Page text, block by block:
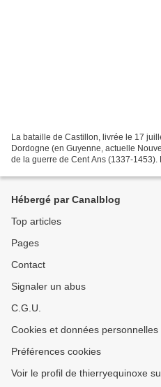
La bataille de Castillon, livrée le 17
Dordogne (en Guyenne, actuelle
de la guerre de Cent Ans (1337-
Hébergé par Canalblog
Top articles
Pages
Contact
Signaler un abus
C.G.U.
Cookies et données personnelles
Préférences cookies
Voir le profil de thierryequinoxe